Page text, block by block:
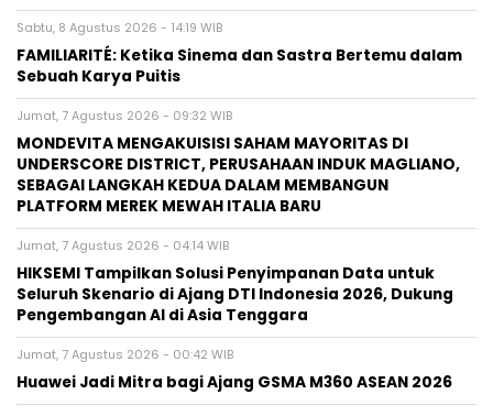
Sabtu, 8 Agustus 2026 - 14:19 WIB
FAMILIARITÉ: Ketika Sinema dan Sastra Bertemu dalam
Sebuah Karya Puitis
Jumat, 7 Agustus 2026 - 09:32 WIB
MONDEVITA MENGAKUISISI SAHAM MAYORITAS DI
UNDERSCORE DISTRICT, PERUSAHAAN INDUK MAGLIANO,
SEBAGAI LANGKAH KEDUA DALAM MEMBANGUN
PLATFORM MEREK MEWAH ITALIA BARU
Jumat, 7 Agustus 2026 - 04:14 WIB
HIKSEMI Tampilkan Solusi Penyimpanan Data untuk
Seluruh Skenario di Ajang DTI Indonesia 2026, Dukung
Pengembangan AI di Asia Tenggara
Jumat, 7 Agustus 2026 - 00:42 WIB
Huawei Jadi Mitra bagi Ajang GSMA M360 ASEAN 2026